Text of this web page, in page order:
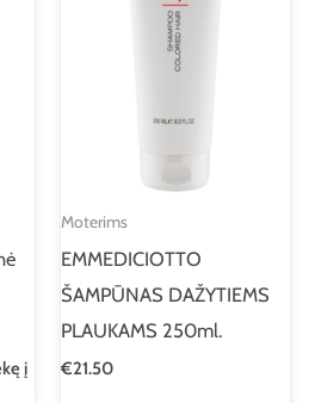
į
Moterims
EMMEDICIOTTO
ŠAMPŪNAS DAŽYTIEMS
PLAUKAMS 250ml.
€21.50